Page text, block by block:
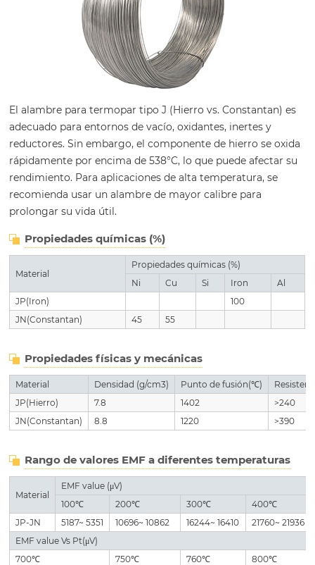
El alambre para termopar tipo J (Hierro vs. Constantan) es
adecuado para entornos de vacío, oxidantes, inertes y
reductores. Sin embargo, el componente de hierro se oxida
rápidamente por encima de 538°C, lo que puede afectar su
rendimiento. Para aplicaciones de alta temperatura, se
recomienda usar un alambre de mayor calibre para
prolongar su vida útil.
Propiedades químicas (%)
Material
Propiedades químicas (%)
Ni
Cu Si Iron
Al
JP(Iron)
100
JN(Constantan)
45 55
Propiedades físicas y mecánicas
Material Densidad (g/cm3) Punto de fusión(℃)
JP(Hierro)
7.8 1402
>240
JN(Constantan)
8.8 1220 >390
Rango de valores EMF a diferentes temperaturas
Material
EMF value (μV)
100℃
200℃ 300℃
400℃
JP-JN
5187~ 5351 10696~ 10862 16244~ 16410
21760~ 21936
EMF value Vs Pt(μV)
700℃
750℃ 760℃
800℃